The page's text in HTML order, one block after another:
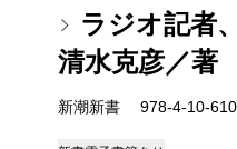
ラジオ記者
清水克彦／著
新潮新書 978-4-10-